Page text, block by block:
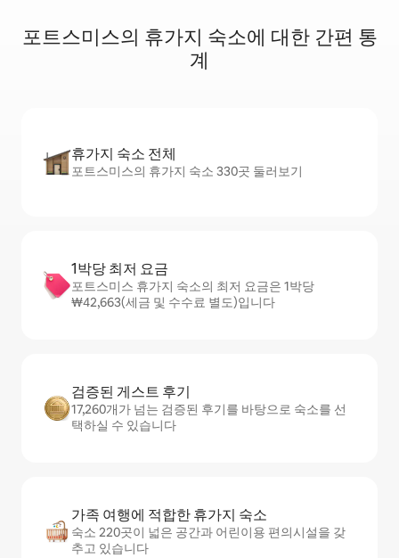
포트스미스의 휴가지 숙소에 대한 간편 통
계
휴가지 숙소 전체
포트스미스의 휴가지 숙소 330곳 둘러보기
1박당 최저 요금
포트스미스 휴가지 숙소의 최저 요금은 1박당
₩42,663(세금 및 수수료 별도)입니다
검증된 게스트 후기
17,260개가 넘는 검증된 후기를 바탕으로 숙소를 선
택하실 수 있습니다
가족 여행에 적합한 휴가지 숙소
숙소 220곳이 넓은 공간과 어린이용 편의시설을 갖
추고 있습니다